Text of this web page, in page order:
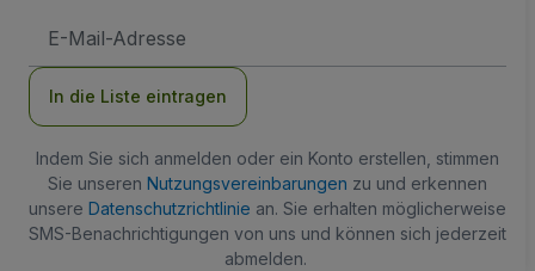
Mail-
In die Liste eintragen
Indem Sie sich anmelden oder ein Konto erstellen, stimmen
Sie unseren Nutzungsvereinbarungen zu und erkennen
unsere Datenschutzrichtlinie an. Sie erhalten möglicherweise
SMS-Benachrichtigungen von uns und können sich jederzeit
abmelden.